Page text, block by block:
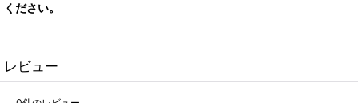
ください。
レビュー